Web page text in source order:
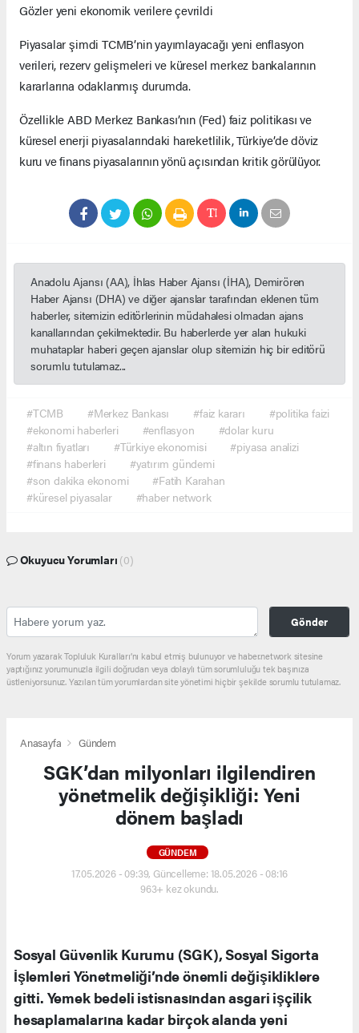
Gözler yeni ekonomik verilere çevrildi
Piyasalar şimdi TCMB’nin yayımlayacağı yeni enflasyon
verileri, rezerv gelişmeleri ve küresel merkez bankalarının
kararlarına odaklanmış durumda.
Özellikle ABD Merkez Bankası’nın (Fed) faiz politikası ve
küresel enerji piyasalarındaki hareketlilik, Türkiye’de döviz
kuru ve finans piyasalarının yönü açısından kritik görülüyor.
Anadolu Ajansı (AA), İhlas Haber Ajansı (İHA), Demirören
Haber Ajansı (DHA) ve diğer ajanslar tarafından eklenen tüm
haberler, sitemizin editörlerinin müdahalesi olmadan ajans
kanallarından çekilmektedir. Bu haberlerde yer alan hukuki
muhataplar haberi geçen ajanslar olup sitemizin hiç bir editörü
sorumlu tutulamaz...
#TCMB #Merkez Bankası #faiz kararı
#politika faizi
#ekonomi haberleri
#enflasyon
#dolar kuru
#altın fiyatları
#Türkiye ekonomisi
#piyasa analizi
#finans haberleri
#yatırım gündemi
#son dakika ekonomi
#Fatih Karahan
#küresel piyasalar
#haber network
Okuyucu Yorumları (0)
Gönder
Yorum yazarak Topluluk Kuralları’nı kabul etmiş bulunuyor ve haber.network sitesine
yaptığınız yorumunuzla ilgili doğrudan veya dolaylı tüm sorumluluğu tek başınıza
üstleniyorsunuz. Yazılan tüm yorumlardan site yönetimi hiçbir şekilde sorumlu tutulamaz.
Anasayfa Gündem
SGK’dan milyonları ilgilendiren
yönetmelik değişikliği: Yeni
dönem başladı
GÜNDEM
17.05.2026 - 09:39, Güncelleme: 18.05.2026 - 08:16
963+ kez okundu.
Sosyal Güvenlik Kurumu (SGK), Sosyal Sigorta
İşlemleri Yönetmeliği’nde önemli değişikliklere
gitti. Yemek bedeli istisnasından asgari işçilik
hesaplamalarına kadar birçok alanda yeni